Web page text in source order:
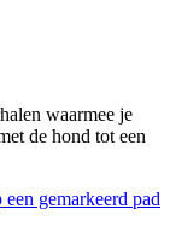
waarmee je
de hond tot een